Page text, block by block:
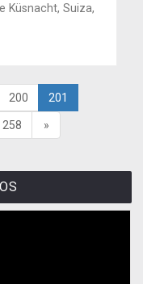
Küsnacht, Suiza,
200 201
258 »